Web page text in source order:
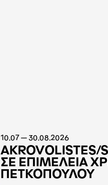
10.07 — 30.08.2026
AKROVOLISTES/
ΣΕ ΕΠΙΜΕΛΕΙΑ
ΠΕΤΚΟΠΟΥΛΟΥ